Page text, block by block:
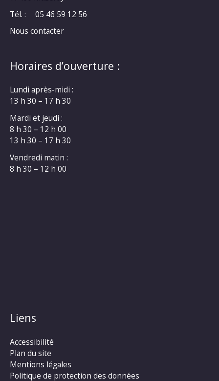
Tél. :
05 46 59 12 56
Nous contacter
Horaires d’ouverture :
Lundi après-midi :
13 h 30 – 17 h 30
Mardi et jeudi :
8 h 30 – 12 h 00
13 h 30 – 17 h 30
Vendredi matin :
8 h 30 – 12 h 00
Liens
Accessibilité
Plan du site
Mentions légales
Politique de protection des données